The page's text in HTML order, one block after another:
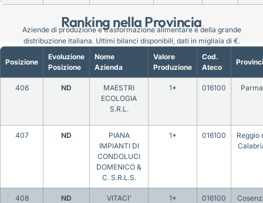
Ranking nella Provincia
Posizione
Evoluzione
Posizione
Nome
Azienda
Valore
Produzione
Cod.
Ateco
406 ND
MAESTRI
ECOLOGIA
S.R.L.
1* 016100 Parma
407 ND
PIANA
IMPIANTI DI
CONDOLUCI
DOMENICO &
C. S.R.L.S.
1* 016100
Reggio
408 ND
VITACI’
1* 016100
Aziende di produzione e trasformazione alimentare e della grande
distribuzione italiana. Ultimi bilanci disponibili, dati in migliaia di €.